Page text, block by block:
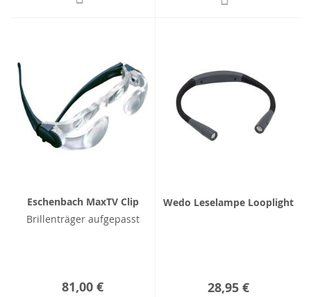
Eschenbach MaxTV Clip
Brillenträger aufgepasst
81,00 €
Wedo Leselampe Looplight
28,95 €